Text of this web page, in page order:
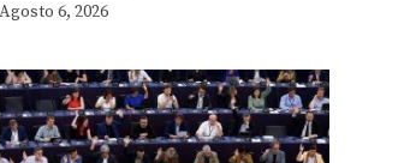
Agosto 6, 2026